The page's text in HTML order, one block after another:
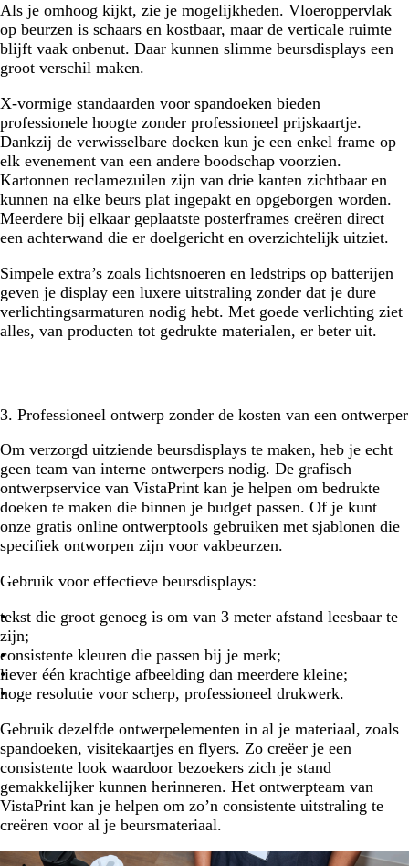
Als je omhoog kijkt, zie je mogelijkheden. Vloeroppervlak
op beurzen is schaars en kostbaar, maar de verticale ruimte
blijft vaak onbenut. Daar kunnen slimme beursdisplays een
groot verschil maken.
X-vormige standaarden voor spandoeken bieden
professionele hoogte zonder professioneel prijskaartje.
Dankzij de verwisselbare doeken kun je een enkel frame op
elk evenement van een andere boodschap voorzien.
Kartonnen reclamezuilen zijn van drie kanten zichtbaar en
kunnen na elke beurs plat ingepakt en opgeborgen worden.
Meerdere bij elkaar geplaatste posterframes creëren direct
een achterwand die er doelgericht en overzichtelijk uitziet.
Simpele extra’s zoals lichtsnoeren en ledstrips op batterijen
geven je display een luxere uitstraling zonder dat je dure
verlichtingsarmaturen nodig hebt. Met goede verlichting ziet
alles, van producten tot gedrukte materialen, er beter uit.
3. Professioneel ontwerp zonder de kosten van een ontwerper
Om verzorgd uitziende beursdisplays te maken, heb je echt
geen team van interne ontwerpers nodig. De grafisch
ontwerpservice van VistaPrint kan je helpen om bedrukte
doeken te maken die binnen je budget passen. Of je kunt
onze gratis online ontwerptools gebruiken met sjablonen die
specifiek ontworpen zijn voor vakbeurzen.
Gebruik voor effectieve beursdisplays:
tekst die groot genoeg is om van 3 meter afstand leesbaar te
zijn;
consistente kleuren die passen bij je merk;
liever één krachtige afbeelding dan meerdere kleine;
hoge resolutie voor scherp, professioneel drukwerk.
Gebruik dezelfde ontwerpelementen in al je materiaal, zoals
spandoeken, visitekaartjes en flyers. Zo creëer je een
consistente look waardoor bezoekers zich je stand
gemakkelijker kunnen herinneren. Het ontwerpteam van
VistaPrint kan je helpen om zo’n consistente uitstraling te
creëren voor al je beursmateriaal.